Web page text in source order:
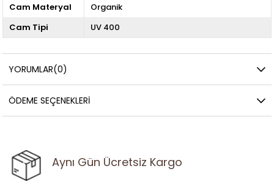
Cam Materyal
Organik
Cam Tipi
UV 400
YORUMLAR(0)
ÖDEME SEÇENEKLERI
Aynı Gün Ücretsiz Kargo